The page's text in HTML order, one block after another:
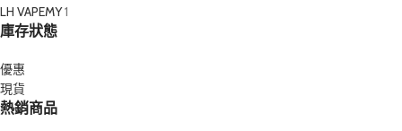
LH VAPEMY1
庫存狀態
優惠
現貨
熱銷商品